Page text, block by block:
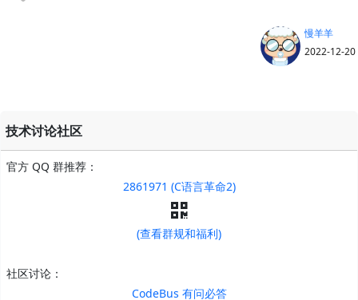
慢羊羊
2022-12-20
技术讨论社区
官方 QQ 群推荐：
2861971 (C语言革命2)
(查看群规和福利)
社区讨论：
CodeBus 有问必答